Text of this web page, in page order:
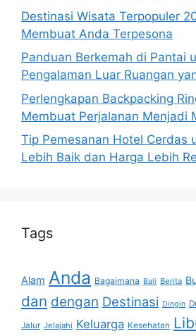
Destinasi Wisata Terpopuler
Membuat Anda Terpesona
Panduan Berkemah di Pantai
Pengalaman Luar Ruangan
Perlengkapan Backpacking
Membuat Perjalanan Menjadi
Tip Pemesanan Hotel Cerdas
Lebih Baik dan Harga Lebih
Tags
Alam Anda Bagaimana Bali Berita
dan dengan Destinasi Dingin
Jalur Jelajahi Keluarga Kesehatan